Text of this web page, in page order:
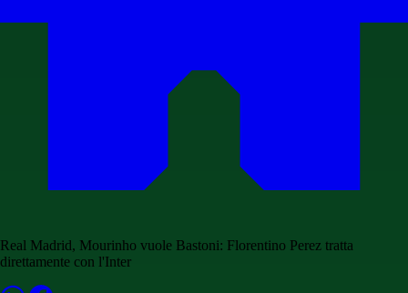
Real Madrid, Mourinho vuole Bastoni: Florentino Perez tratta
direttamente con l'Inter